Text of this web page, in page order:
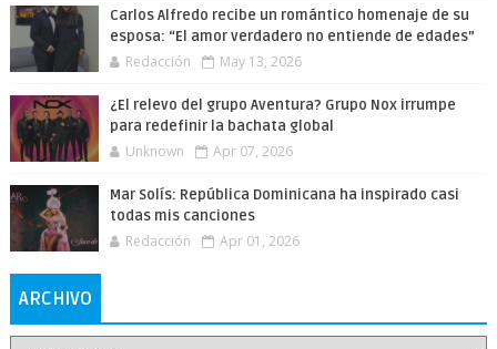
Carlos Alfredo recibe un romántico homenaje de su
esposa: “El amor verdadero no entiende de edades”
Redacción May 13, 2026
¿El relevo del grupo Aventura? Grupo Nox irrumpe
para redefinir la bachata global
Unknown Apr 07, 2026
Mar Solís: República Dominicana ha inspirado casi
todas mis canciones
Redacción Apr 01, 2026
ARCHIVO